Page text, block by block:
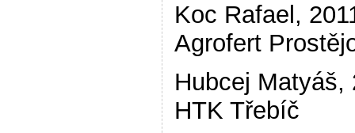
Koc Rafael,
Agrofert
Hubcej Matyáš,
HTK Třebíč